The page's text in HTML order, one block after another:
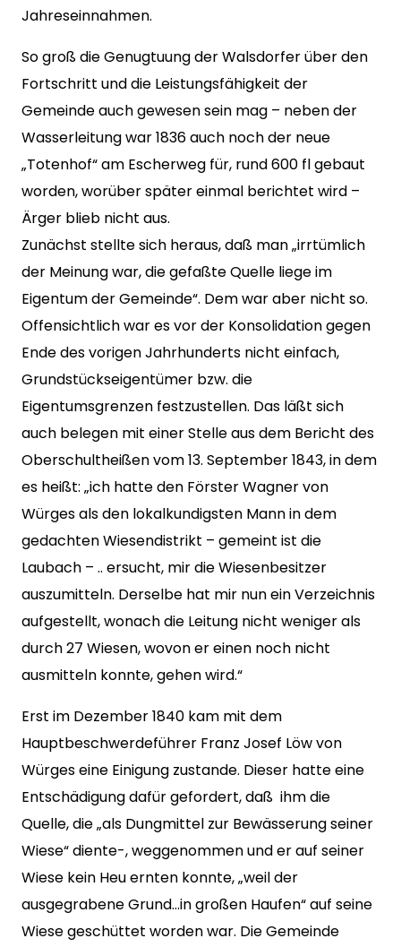
Jahreseinnahmen.
So groß die Genugtuung der Walsdorfer über den
Fortschritt und die Leistungsfähigkeit der
Gemeinde auch gewesen sein mag – neben der
Wasserleitung war 1836 auch noch der neue
„Totenhof“ am Escherweg für, rund 600 fl gebaut
worden, worüber später einmal berichtet wird –
Ärger blieb nicht aus.
Zunächst stellte sich heraus, daß man „irrtümlich
der Meinung war, die gefaßte Quelle liege im
Eigentum der Gemeinde“. Dem war aber nicht so.
Offensichtlich war es vor der Konsolidation gegen
Ende des vorigen Jahrhunderts nicht einfach,
Grundstückseigentümer bzw. die
Eigentumsgrenzen festzustellen. Das läßt sich
auch belegen mit einer Stelle aus dem Bericht des
Oberschultheißen vom 13. September 1843, in dem
es heißt: „ich hatte den Förster Wagner von
Würges als den lokalkundigsten Mann in dem
gedachten Wiesendistrikt – gemeint ist die
Laubach – .. ersucht, mir die Wiesenbesitzer
auszumitteln. Derselbe hat mir nun ein Verzeichnis
aufgestellt, wonach die Leitung nicht weniger als
durch 27 Wiesen, wovon er einen noch nicht
ausmitteln konnte, gehen wird.“
Erst im Dezember 1840 kam mit dem
Hauptbeschwerdeführer Franz Josef Löw von
Würges eine Einigung zustande. Dieser hatte eine
Entschädigung dafür gefordert, daß ihm die
Quelle, die „als Dungmittel zur Bewässerung seiner
Wiese“ diente-, weggenommen und er auf seiner
Wiese kein Heu ernten konnte, „weil der
ausgegrabene Grund…in großen Haufen“ auf seine
Wiese geschüttet worden war. Die Gemeinde